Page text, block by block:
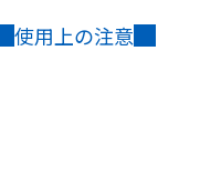
使用上の注意